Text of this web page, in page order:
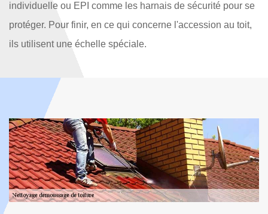
individuelle ou EPI comme les harnais de sécurité pour se
protéger. Pour finir, en ce qui concerne l'accession au toit,
ils utilisent une échelle spéciale.